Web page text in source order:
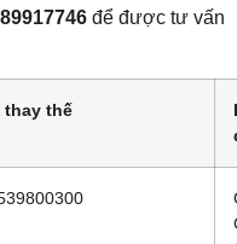
để được tư vấn
thay thế